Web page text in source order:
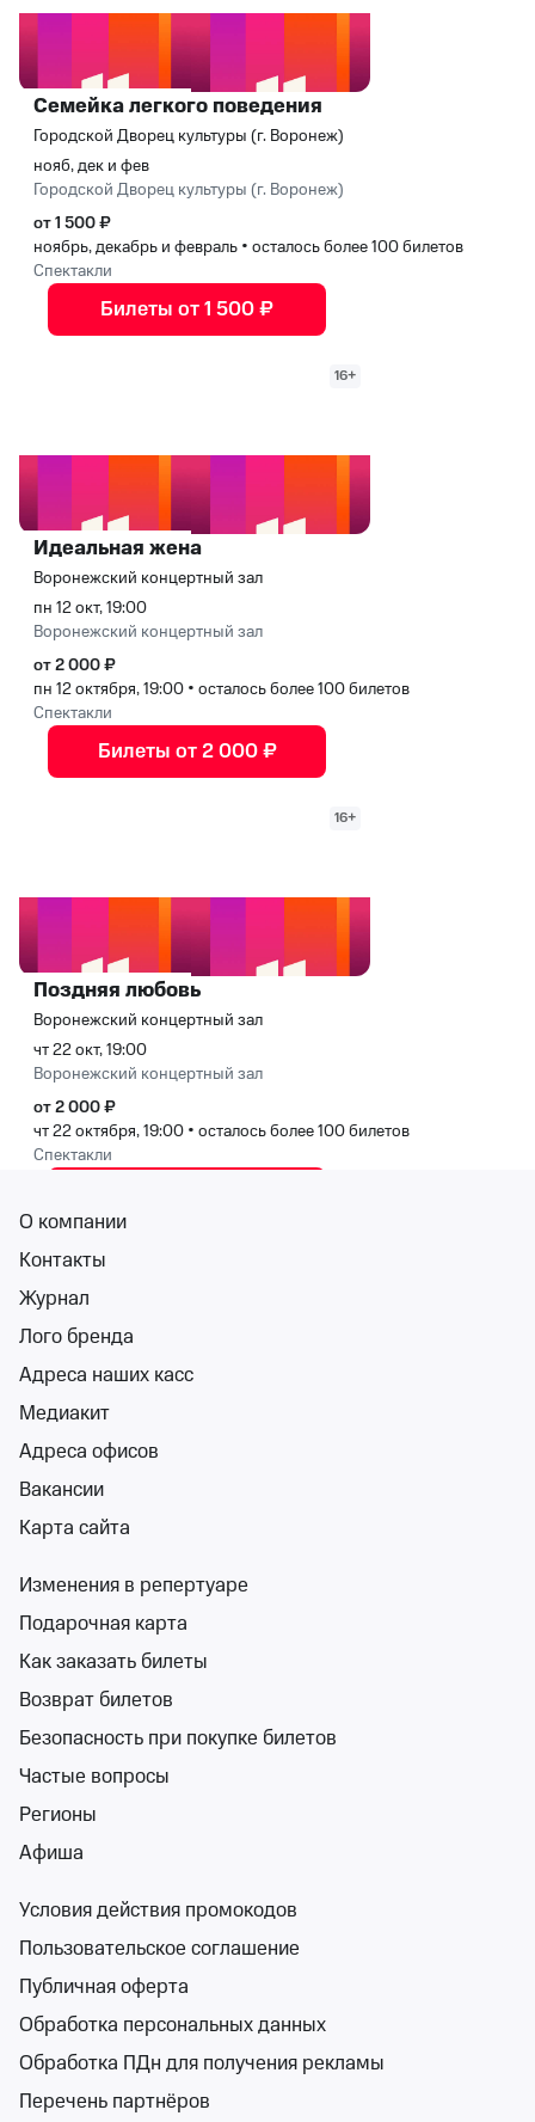
Семейка легкого поведения
Городской Дворец культуры (г. Воронеж)
нояб, дек и фев
Городской Дворец культуры (г. Воронеж)
от 1 500 ₽
ноябрь, декабрь и февраль • осталось более 100 билетов
Спектакли
Билеты от 1 500 ₽
16+
Идеальная жена
Воронежский концертный зал
пн 12 окт, 19:00
Воронежский концертный зал
от 2 000 ₽
пн 12 октября, 19:00 • осталось более 100 билетов
Спектакли
Билеты от 2 000 ₽
16+
Поздняя любовь
Воронежский концертный зал
чт 22 окт, 19:00
Воронежский концертный зал
от 2 000 ₽
чт 22 октября, 19:00 • осталось более 100 билетов
Спектакли
Воронежский концертный зал
вс 25 окт, 19:00
Воронежский концертный зал
Спектакли
Билеты от 1 800 ₽
Воронежский концертный зал
Воронежский концертный зал
от 2 500 ₽
пн 5 октября, 19:00•осталось более 100 билетов
Спектакли
Билеты от 2 500 ₽
О компании
Контакты
Журнал
Лого бренда
Адреса наших касс
Медиакит
Адреса офисов
Вакансии
Карта сайта
Изменения в репертуаре
Подарочная карта
Как заказать билеты
Возврат билетов
Безопасность при покупке билетов
Частые вопросы
Регионы
Афиша
Условия действия промокодов
Пользовательское соглашение
Публичная оферта
Обработка персональных данных
Обработка ПДн для получения рекламы
Перечень партнёров